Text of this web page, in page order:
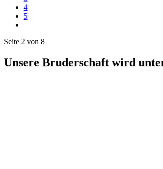
4
5
Seite 2 von 8
Unsere Bruderschaft wird